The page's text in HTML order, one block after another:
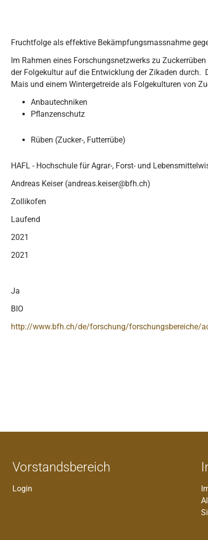
Fruchtfolge als effektive Bekämpfungsmassnahme
Im Rahmen eines Forschungsnetzwerks zu
der Folgekultur auf die Entwicklung der Zikaden durch.
Mais und einem Wintergetreide als Folgekulturen von
Anbautechniken
Pflanzenschutz
Rüben (Zucker-, Futterrübe)
HAFL - Hochschule für Agrar-, Forst- und
Andreas Keiser (andreas.keiser@bfh.ch)
Zollikofen
Laufend
2021
2021
Ja
BIO
http://www.bfh.ch/de/forschung/forschungsbereiche/
Vorstandsbereich
Login